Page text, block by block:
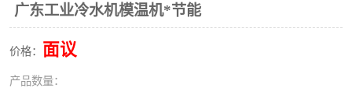
广东工业冷水机模温机*节能
价格： 面议
产品数量：